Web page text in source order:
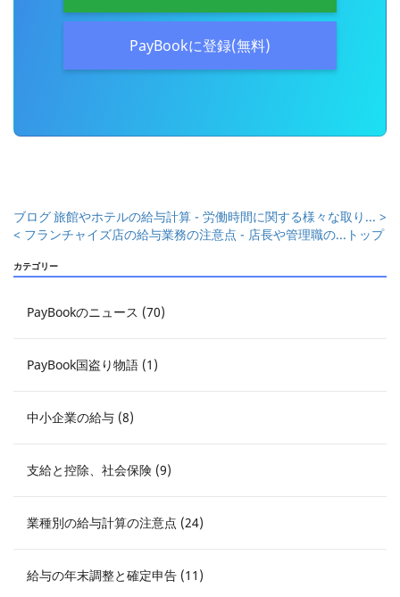
PayBookに登録(無料)
旅館やホテルの給与計算 - 労働時間に関する様々な取り... >
ブログ
トップ
< フランチャイズ店の給与業務の注意点 - 店長や管理職の...
カテゴリー
PayBookのニュース (70)
PayBook国盗り物語 (1)
中小企業の給与 (8)
支給と控除、社会保険 (9)
業種別の給与計算の注意点 (24)
給与の年末調整と確定申告 (11)